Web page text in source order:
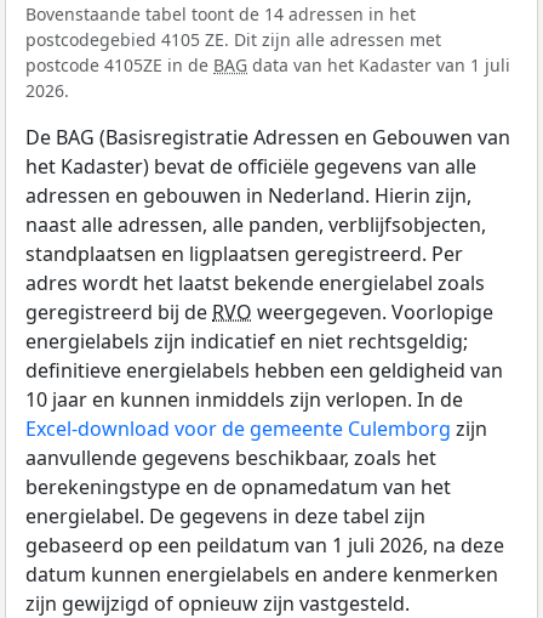
Bovenstaande tabel toont de 14 adressen in het
postcodegebied 4105 ZE. Dit zijn alle adressen met
postcode 4105ZE in de BAG data van het Kadaster van 1 juli
2026.
De BAG (Basisregistratie Adressen en Gebouwen van
het Kadaster) bevat de officiële gegevens van alle
adressen en gebouwen in Nederland. Hierin zijn,
naast alle adressen, alle panden, verblijfsobjecten,
standplaatsen en ligplaatsen geregistreerd. Per
adres wordt het laatst bekende energielabel zoals
geregistreerd bij de RVO weergegeven. Voorlopige
energielabels zijn indicatief en niet rechtsgeldig;
definitieve energielabels hebben een geldigheid van
10 jaar en kunnen inmiddels zijn verlopen. In de
Excel-download voor de gemeente Culemborg zijn
aanvullende gegevens beschikbaar, zoals het
berekeningstype en de opnamedatum van het
energielabel. De gegevens in deze tabel zijn
gebaseerd op een peildatum van 1 juli 2026, na deze
datum kunnen energielabels en andere kenmerken
zijn gewijzigd of opnieuw zijn vastgesteld.